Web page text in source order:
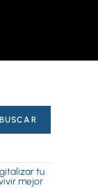
BUSCAR
tu
mejor